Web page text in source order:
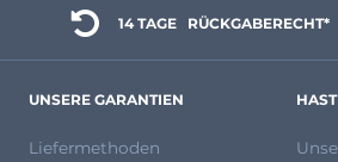
14 TAGE
  RÜCKGABERECHT*
UNSERE GARANTIEN
Liefermethoden